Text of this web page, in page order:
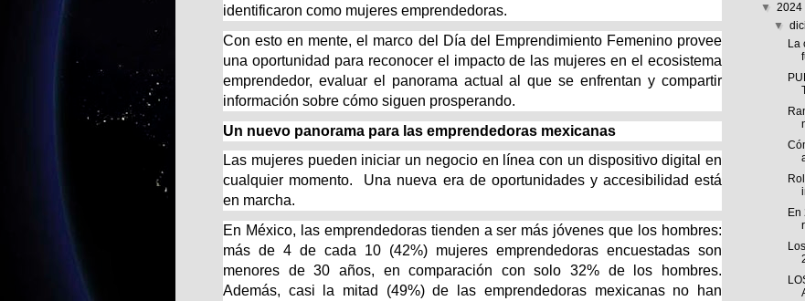
identificaron como mujeres emprendedoras.
Con esto en mente, el marco del Día del Emprendimiento Femenino provee
una oportunidad para reconocer el impacto de las mujeres en el ecosistema
emprendedor, evaluar el panorama actual al que se enfrentan y compartir
información sobre cómo siguen prosperando.
Un nuevo panorama para las emprendedoras mexicanas
Las mujeres pueden iniciar un negocio en línea con un dispositivo digital en
cualquier momento. Una nueva era de oportunidades y accesibilidad está
en marcha.
En México, las emprendedoras tienden a ser más jóvenes que los hombres:
más de 4 de cada 10 (42%) mujeres emprendedoras encuestadas son
menores de 30 años, en comparación con solo 32% de los hombres.
Además, casi la mitad (49%) de las emprendedoras mexicanas no han
▼ 2024
▼
La